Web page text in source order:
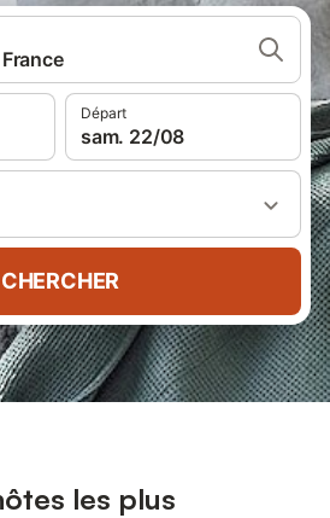
Départ
sam. 22/08
CHERCHER
les plus